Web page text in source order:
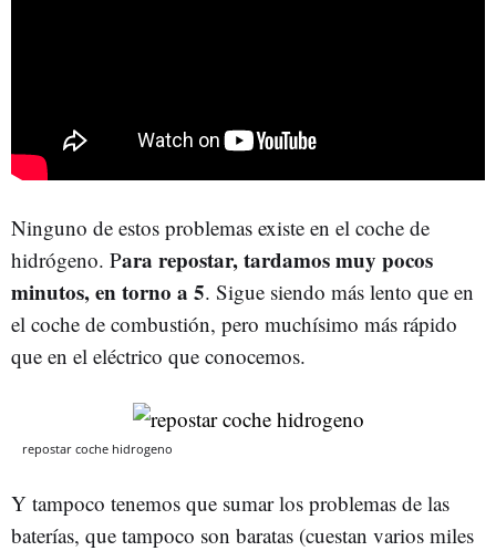
Ninguno de estos problemas existe en el coche de
hidrógeno. Para repostar, tardamos muy pocos
minutos, en torno a 5. Sigue siendo más lento que en
el coche de combustión, pero muchísimo más rápido
que en el eléctrico que conocemos.
repostar coche hidrogeno
Y tampoco tenemos que sumar los problemas de las
baterías, que tampoco son baratas (cuestan varios miles